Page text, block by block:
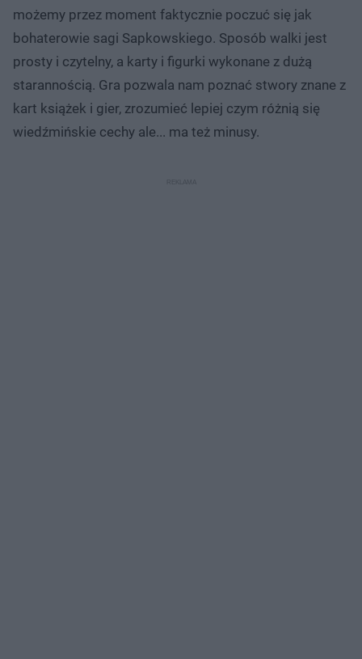
możemy przez moment faktycznie poczuć się jak
bohaterowie sagi Sapkowskiego. Sposób walki jest
prosty i czytelny, a karty i figurki wykonane z dużą
starannością. Gra pozwala nam poznać stwory znane z
kart książek i gier, zrozumieć lepiej czym różnią się
wiedźmińskie cechy ale... ma też minusy.